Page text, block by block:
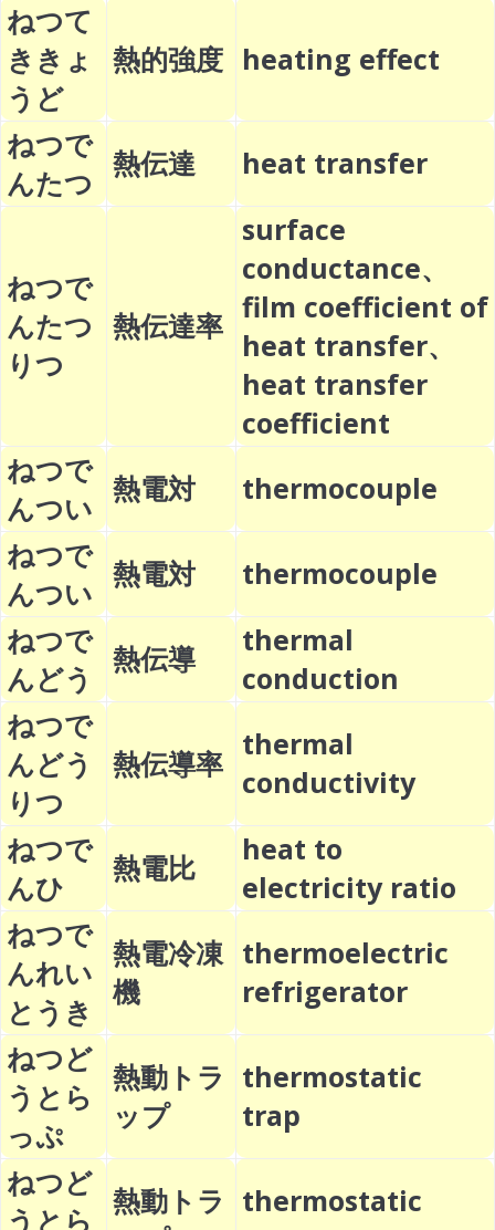
ねつて
ききょ
うど
熱的強度 heating effect
ねつで
んたつ
熱伝達 heat transfer
ねつで
んたつ
りつ
熱伝達率
surface
conductance、
film coefficient of
heat transfer、
heat transfer
coefficient
ねつで
んつい
熱電対
thermocouple
ねつで
んつい
熱電対
thermocouple
ねつで
んどう
熱伝導
thermal
conduction
ねつで
んどう
りつ
熱伝導率
thermal
conductivity
ねつで
んひ
熱電比
heat to
electricity ratio
ねつで
んれい
とうき
熱電冷凍
機
thermoelectric
refrigerator
ねつど
うとら
っぷ
熱動トラ
ップ
thermostatic
trap
ねつど
うとら
熱動トラ thermostatic